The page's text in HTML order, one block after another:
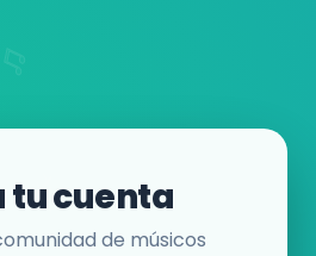
tu cuenta
de músicos